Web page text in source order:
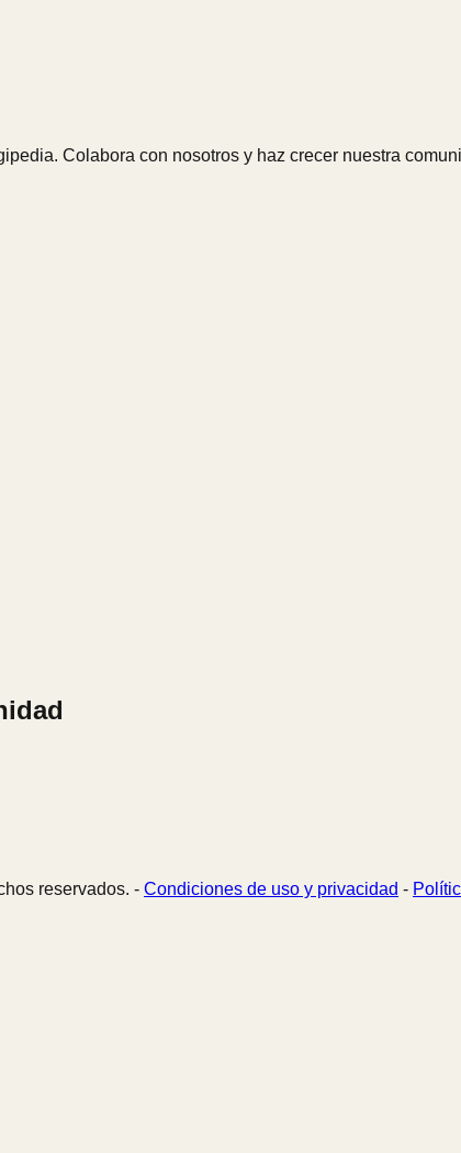
Colabora con nosotros y haz crecer nuestra
reservados. - Condiciones de uso y privacidad -